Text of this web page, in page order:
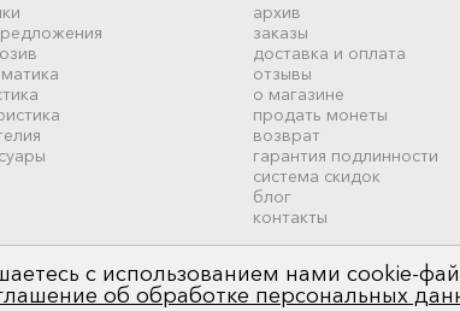
архив
заказы
доставка и оплата
отзывы
о магазине
продать монеты
возврат
гарантия подлинности
система скидок
блог
контакты
с использованием нами cookie-
об обработке персональных